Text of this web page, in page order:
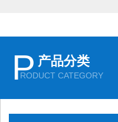
P 产品分类
RODUCT CATEGORY